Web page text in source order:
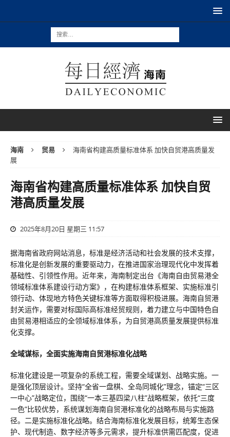
海南 贸易
海南省构建高质量标准体系 加快自贸港高质量发
展
海南省构建高质量标准体系 加快自贸
港高质量发展
2025年8月20日 星期三 11:57
据海南省政府网站消息，标准是经济活动和社会发展的技术支撑，
标准化是创新发展的重要驱动力，在推进国家治理现代化中发挥着
基础性、引领性作用。近年来，海南制定出台《海南自由贸易港全
领域标准体系建设行动方案》，在构建标准体系框架、实施标准引
领行动、体现地方特色关键标准等方面取得积极进展。海南自贸港
封关运作，需要对标国际高标准经贸规则，着力建立与中国特色自
由贸易港相适应的全领域标准体系，为自贸港高质量发展提供标准
化支撑。
全域谋标，全面实施海南自贸港标准化战略
标准化建设是一项复杂的系统工程，需要全域谋划、战略实施。一
是强化顶层设计。坚持“全省一盘棋、全岛同城化”理念，锚定“三区
一中心”战略定位，围绕“一本三基四梁八柱”战略框架，依托“三度
一色”比较优势，系统谋划海南自贸港标准化的战略布局与实施路
径。二是实施标准化战略。结合海南标准化发展目标，统筹生态保
护、现代制造、数字经济等多元需求，提升标准供需匹配度，促进